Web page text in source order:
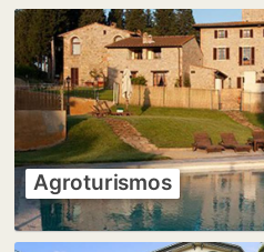
Agroturismos